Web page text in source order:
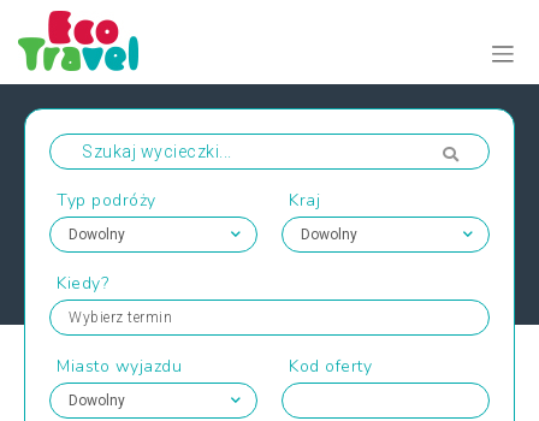
Typ podróży Kraj
Kiedy?
Wybierz termin
Miasto wyjazdu Kod oferty